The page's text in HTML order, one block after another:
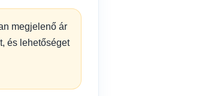
megjelenő ár
és lehetőséget